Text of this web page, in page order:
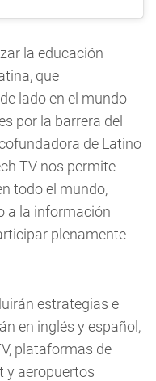
la educación
que
lado en el mundo
por la barrera del
de Latino
TV nos permite
todo el mundo,
a la información
plenamente
estrategias e
en inglés y español,
plataformas de
y aeropuertos